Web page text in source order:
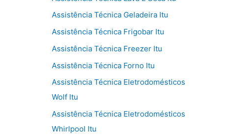
Assistência Técnica Geladeira Itu
Assistência Técnica Frigobar Itu
Assistência Técnica Freezer Itu
Assistência Técnica Forno Itu
Assistência Técnica Eletrodomésticos
Wolf Itu
Assistência Técnica Eletrodomésticos
Whirlpool Itu